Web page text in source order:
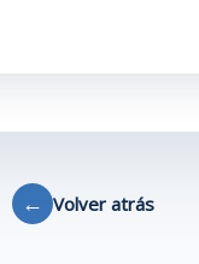
← Volver atrás